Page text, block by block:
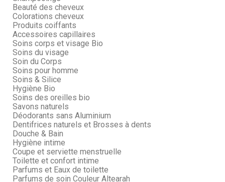
Beauté des cheveux
Colorations cheveux
Produits coiffants
Accessoires capillaires
Soins corps et visage Bio
Soins du visage
Soin du Corps
Soins pour homme
Soins & Silice
Hygiène Bio
Soins des oreilles bio
Savons naturels
Déodorants sans Aluminium
Dentifrices naturels et Brosses à dents
Douche & Bain
Hygiène intime
Coupe et serviette menstruelle
Toilette et confort intime
Parfums et Eaux de toilette
Parfums de soin Couleur Altearah